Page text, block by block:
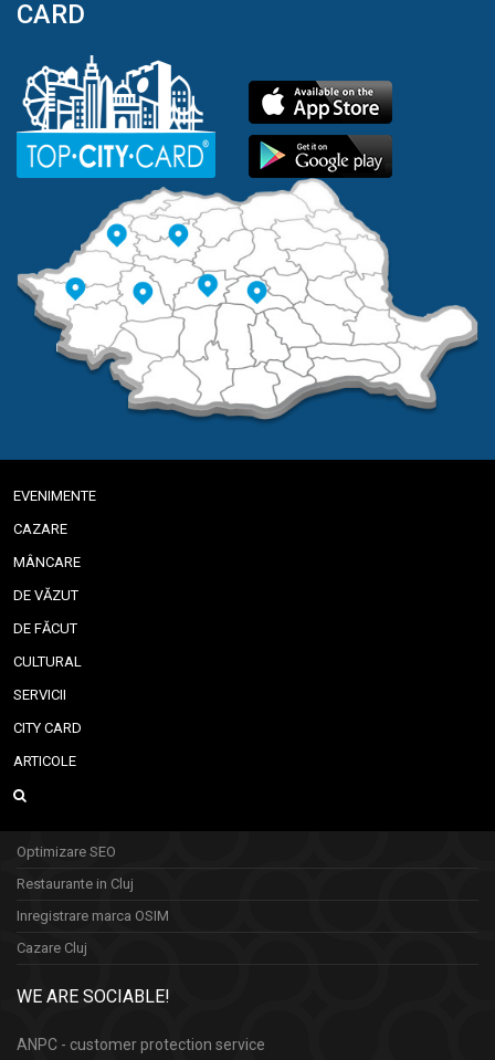
CARD
EVENIMENTE
CAZARE
MÂNCARE
DE VĂZUT
DE FĂCUT
CULTURAL
SERVICII
CITY CARD
ARTICOLE
Optimizare SEO
Restaurante in Cluj
Inregistrare marca OSIM
Cazare Cluj
WE ARE SOCIABLE!
ANPC - customer protection service